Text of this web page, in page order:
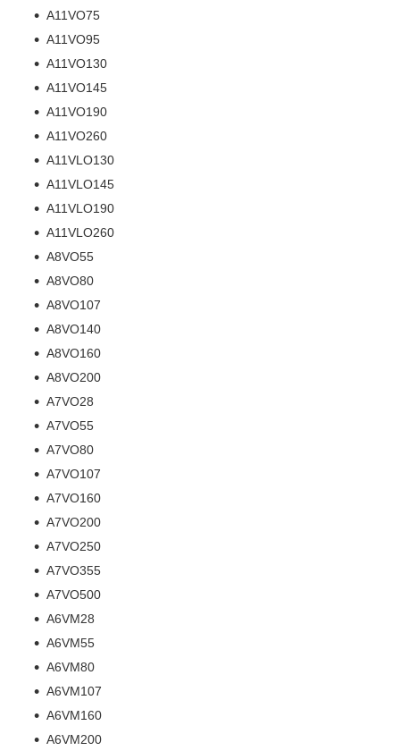
A11VO75
A11VO95
A11VO130
A11VO145
A11VO190
A11VO260
A11VLO130
A11VLO145
A11VLO190
A11VLO260
A8VO55
A8VO80
A8VO107
A8VO140
A8VO160
A8VO200
A7VO28
A7VO55
A7VO80
A7VO107
A7VO160
A7VO200
A7VO250
A7VO355
A7VO500
A6VM28
A6VM55
A6VM80
A6VM107
A6VM160
A6VM200